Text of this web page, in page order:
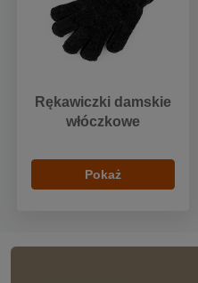
Rękawiczki damskie
włóczkowe
Pokaż